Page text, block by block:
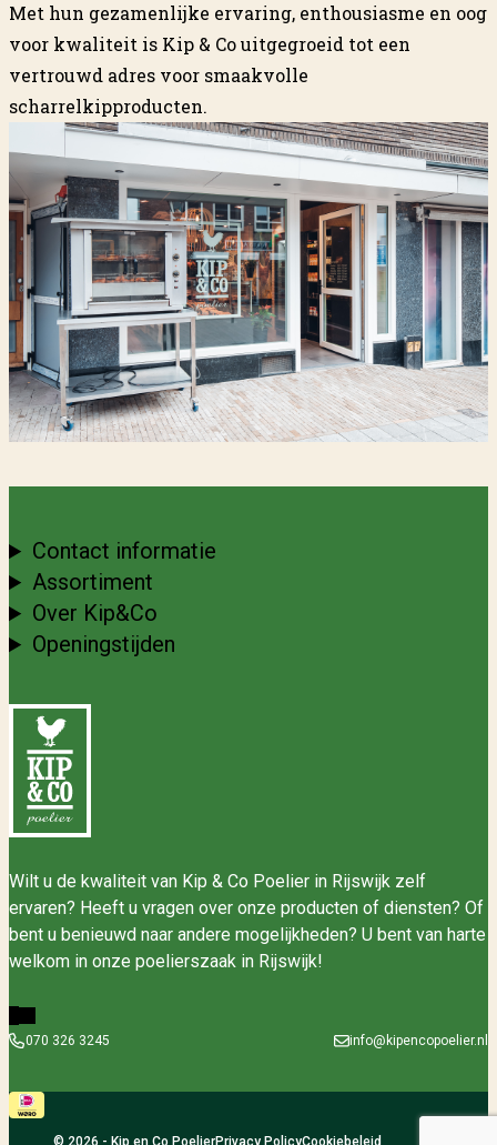
Met hun gezamenlijke ervaring, enthousiasme en oog
voor kwaliteit is Kip & Co uitgegroeid tot een
vertrouwd adres voor smaakvolle
scharrelkipproducten.
Contact informatie
Assortiment
Over Kip&Co
Openingstijden
Wilt u de kwaliteit van Kip & Co Poelier in Rijswijk zelf
ervaren? Heeft u vragen over onze producten of diensten? Of
bent u benieuwd naar andere mogelijkheden? U bent van harte
welkom in onze poelierszaak in Rijswijk!
070 326 3245 info@kipencopoelier.nl